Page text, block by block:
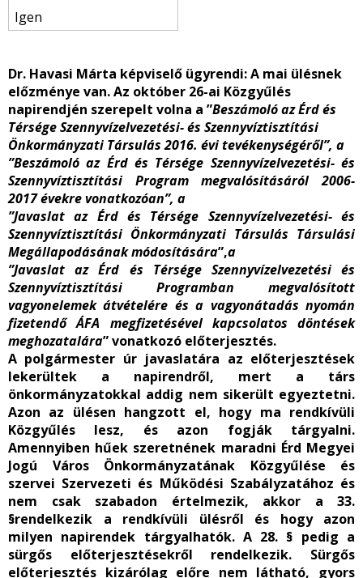
Igen
Dr. Havasi Márta képviselő ügyrendi: A mai ülésnek
előzménye van. Az október 26-ai Közgyűlés
napirendjén szerepelt volna a ”Beszámoló az Érd és
Térsége Szennyvízelvezetési- és Szennyvíztisztítási
Önkormányzati Társulás 2016. évi tevékenységéről”, a
”Beszámolóaz Érd és Térsége Szennyvízelvezetési-és
Szennyvíztisztítási Program megvalósításáról 2006-
2017 évekre vonatkozóan”, a
”Javaslat az Érd és Térsége Szennyvízelvezetési- és
Szennyvíztisztítási Önkormányzati Társulás Társulási
Megállapodásának módosítására”,a
”Javaslat az Érd és Térsége Szennyvízelvezetési és
Szennyvíztisztítási Programban megvalósított
vagyonelemek átvételére és a vagyonátadás nyomán
fizetendő ÁFA megfizetésével kapcsolatos döntések
meghozatalára” vonatkozó előterjesztés.
A polgármester úr javaslatára az előterjesztések
lekerültek a napirendről, mert a társ
önkormányzatokkal addig nem sikerült egyeztetni.
Azon az ülésen hangzott el, hogy ma rendkívüli
Közgyűlés lesz, és azon fogják tárgyalni.
Amennyiben hűek szeretnének maradni Érd Megyei
Jogú Város Önkormányzatának Közgyűlése és
szervei Szervezeti és Működési Szabályzatához és
nem csak szabadon értelmezik, akkor a 33.
§rendelkezik a rendkívüli ülésről és hogy azon
milyen napirendek tárgyalhatók. A 28. § pedig a
sürgős előterjesztésekről rendelkezik. Sürgős
előterjesztés kizárólag előre nem látható, gyors